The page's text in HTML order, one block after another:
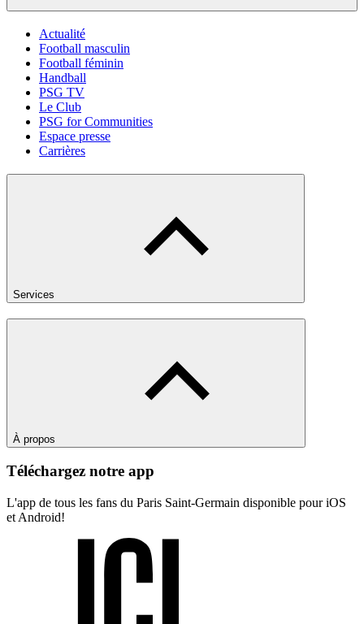
Actualité
Football masculin
Football féminin
Handball
PSG TV
Le Club
PSG for Communities
Espace presse
Carrières
Services
À propos
Téléchargez notre app
L'app de tous les fans du Paris Saint-Germain disponible pour iOS
et Android!